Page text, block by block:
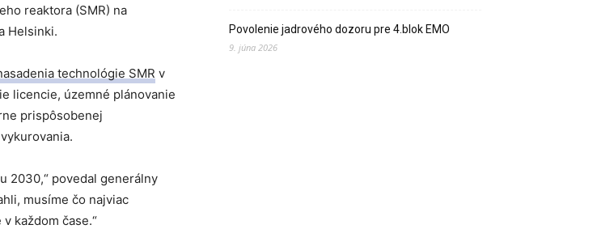
reaktora (SMR) na
Helsinki.
technológie SMR v
licencie, územné plánovanie
prispôsobenej
2030,“ povedal generálny
musíme čo najviac
každom čase.“
Povolenie jadrového dozoru pre 4.blok EMO
9. júna 2026